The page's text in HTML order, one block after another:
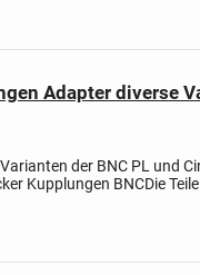
Adapter diverse
der BNC PL und
Kupplungen BNCDie